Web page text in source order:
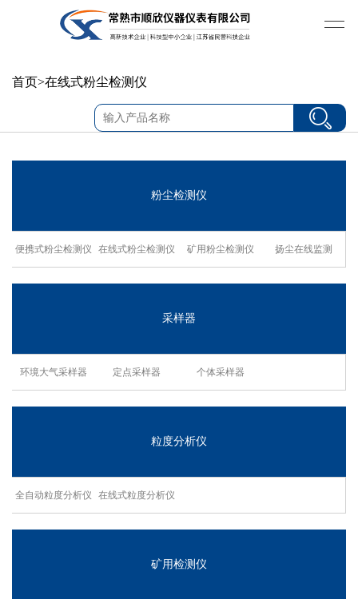
首页>在线式粉尘检测仪
粉尘检测仪
便携式粉尘检测仪 在线式粉尘检测仪 矿用粉尘检测仪 扬尘在线监测
采样器
环境大气采样器 定点采样器 个体采样器
粒度分析仪
全自动粒度分析仪 在线式粒度分析仪
矿用检测仪